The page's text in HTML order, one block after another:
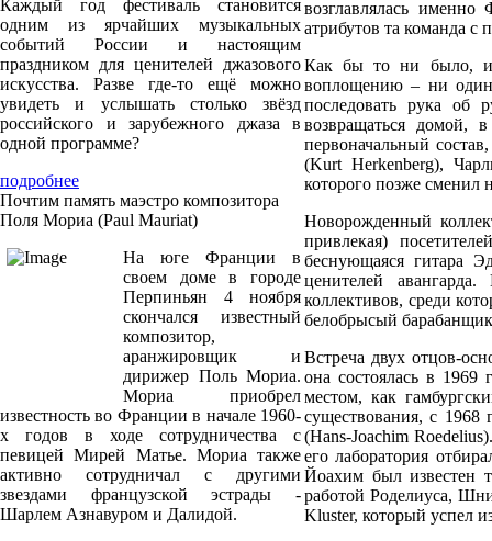
Каждый год фестиваль становится
одним из ярчайших музыкальных
событий России и настоящим
праздником для ценителей джазового
искусства. Разве где-то ещё можно
увидеть и услышать столько звёзд
российского и зарубежного джаза в
одной программе?
подробнее
Почтим память маэстро композитора
Поля Мориа (Paul Mauriat)
На юге Франции в
своем доме в городе
Перпиньян 4 ноября
скончался известный
композитор,
аранжировщик и
дирижер Поль Мориа.
Мориа приобрел
известность во Франции в начале 1960-
х годов в ходе сотрудничества с
певицей Мирей Матье. Мориа также
активно сотрудничал с другими
звездами французской эстрады -
Шарлем Азнавуром и Далидой.
возглавлялась
атрибутов та команда
Как бы то ни было,
воплощению – ни один
последовать рука об
возвращаться домой,
первоначальный
(Kurt Herkenberg),
которого позже
Новорожденный
привлекая)
беснующаяся гитара
ценителей
коллективов, среди
белобрысый
Встреча двух отцов-
она состоялась в
местом, как
существования, с
(Hans-Joachim
его лаборатория
Йоахим был известен
работой Роделиуса,
Kluster, который успел